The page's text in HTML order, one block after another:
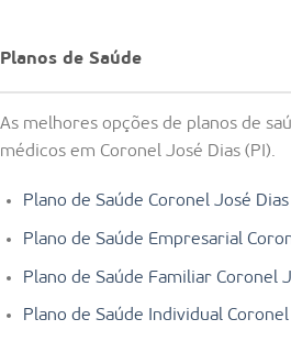
Planos de Saúde
As melhores opções de planos de
médicos em Coronel José Dias (PI).
Plano de Saúde Coronel José Dias
Plano de Saúde Empresarial
Plano de Saúde Familiar Coronel
Plano de Saúde Individual